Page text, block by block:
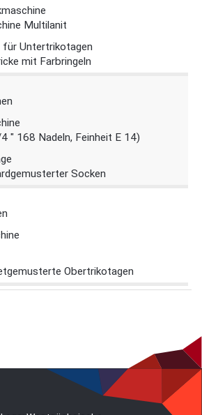
Multilanit
Untertrikotagen
mit Farbringeln
" 168 Nadeln, Feinheit E 14)
Socken
Obertrikotagen